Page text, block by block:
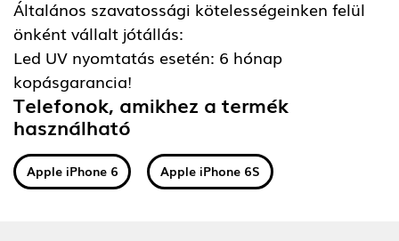
Általános szavatossági kötelességeinken felül
önként vállalt jótállás:
Led UV nyomtatás esetén: 6 hónap
kopásgarancia!
Telefonok, amikhez a termék
használható
Apple iPhone 6 Apple iPhone 6S